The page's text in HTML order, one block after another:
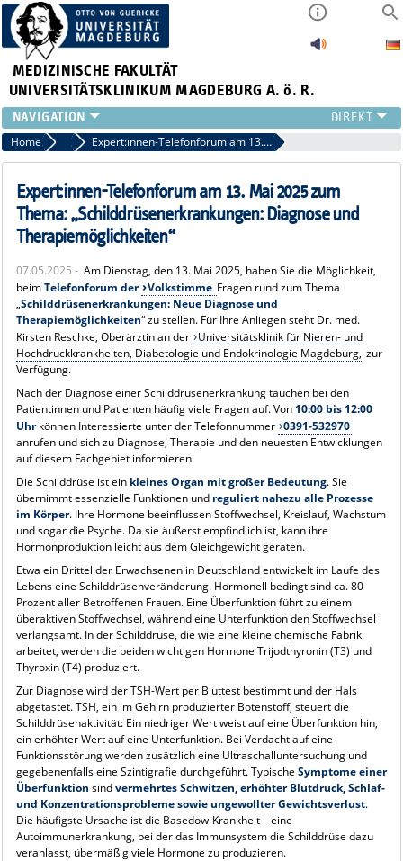
MEDIZINISCHE FAKULTÄT
UNIVERSITÄTSKLINIKUM MAGDEBURG A. ö. R.
INSTITUTE
KLINIKEN
ZENTRALE EINRICHTUNGEN
FORSCHUNG
PRESSE
INTERNATIONAL
INTRANET
Home Archiv 2025 News Expert:innen-Telefonforum am 13. Mai 2025 zum Thema: „Schilddrüsenerkrankungen: Diagnose und Therapiemöglichkeiten“
Expert:innen-Telefonforum am 13. Mai 2025 zum
Thema: „Schilddrüsenerkrankungen: Diagnose und
Therapiemöglichkeiten“
07.05.2025 - Am Dienstag, den 13. Mai 2025, haben Sie die Möglichkeit,
beimTelefonforum der Volkstimme Fragen rund zum Thema
„Schilddrüsenerkrankungen: Neue Diagnose und
Therapiemöglichkeiten“ zu stellen. Für Ihre Anliegen steht Dr. med.
Kirsten Reschke, Oberärztin an der Universitätsklinik für Nieren- und
Hochdruckkrankheiten, Diabetologie und Endokrinologie Magdeburg, zur
Verfügung.
Nach der Diagnose einer Schilddrüsenerkrankung tauchen bei den
Patientinnen und Patienten häufig viele Fragen auf. Von 10:00 bis 12:00
Uhrkönnen Interessierte unter der Telefonnummer 0391-532970
anrufen und sich zu Diagnose, Therapie und den neuesten Entwicklungen
auf diesem Fachgebiet informieren.
Die Schilddrüse ist ein kleines Organ mit großer Bedeutung. Sie
übernimmt essenzielle Funktionen und reguliert nahezu alle Prozesse
im Körper. Ihre Hormone beeinflussen Stoffwechsel, Kreislauf, Wachstum
und sogar die Psyche. Da sie äußerst empfindlich ist, kann ihre
Hormonproduktion leicht aus dem Gleichgewicht geraten.
Etwa ein Drittel der Erwachsenen in Deutschland entwickelt im Laufe des
Lebens eine Schilddrüsenveränderung. Hormonell bedingt sind ca. 80
Prozent aller Betroffenen Frauen. Eine Überfunktion führt zu einem
überaktiven Stoffwechsel, während eine Unterfunktion den Stoffwechsel
verlangsamt. In der Schilddrüse, die wie eine kleine chemische Fabrik
arbeitet, werden die beiden wichtigen Hormone Trijodthyronin (T3) und
Thyroxin (T4) produziert.
Zur Diagnose wird der TSH-Wert per Bluttest bestimmt und der Hals
abgetastet. TSH, ein im Gehirn produzierter Botenstoff, steuert die
Schilddrüsenaktivität: Ein niedriger Wert weist auf eine Überfunktion hin,
ein erhöhter Wert auf eine Unterfunktion. Bei Verdacht auf eine
Funktionsstörung werden zusätzlich eine Ultraschalluntersuchung und
gegebenenfalls eine Szintigrafie durchgeführt. Typische Symptome einer
Überfunktion sindvermehrtes Schwitzen, erhöhter Blutdruck, Schlaf-
und Konzentrationsprobleme sowie ungewollter Gewichtsverlust.
Die häufigste Ursache ist die Basedow-Krankheit – eine
Autoimmunerkrankung, bei der das Immunsystem die Schilddrüse dazu
veranlasst, übermäßig viele Hormone zu produzieren.